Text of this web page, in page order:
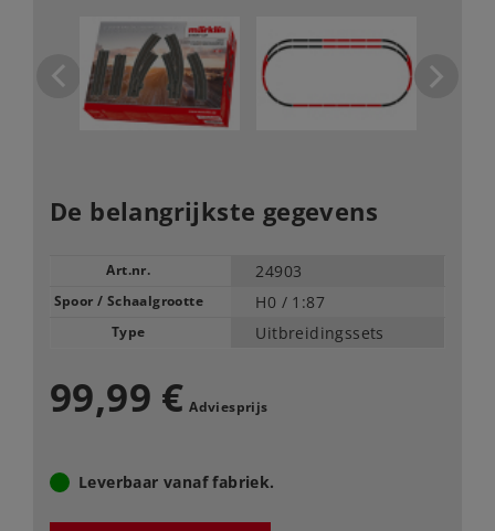
De belangrijkste gegevens
Art.nr. 24903
Spoor / Schaalgrootte H0 / 1:87
Type Uitbreidingssets
99,99 € Adviesprijs
Leverbaar vanaf fabriek.